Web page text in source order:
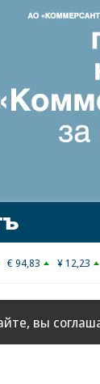
€ 94,83 ¥ 12,23
вы